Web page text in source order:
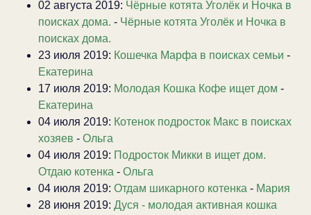
02 августа 2019: Чёрные котята Уголёк и Ночка в
поисках дома. - Чёрные котята Уголёк и Ночка в
поисках дома.
23 июля 2019: Кошечка Марфа в поисках семьи -
Екатерина
17 июля 2019: Молодая Кошка Кофе ищет дом -
Екатерина
04 июля 2019: Котенок подросток Макс в поисках
хозяев - Ольга
04 июля 2019: Подросток Микки в ищет дом.
Отдаю котенка - Ольга
04 июля 2019: Отдам шикарного котенка - Мария
28 июня 2019: Дуся - молодая активная кошка